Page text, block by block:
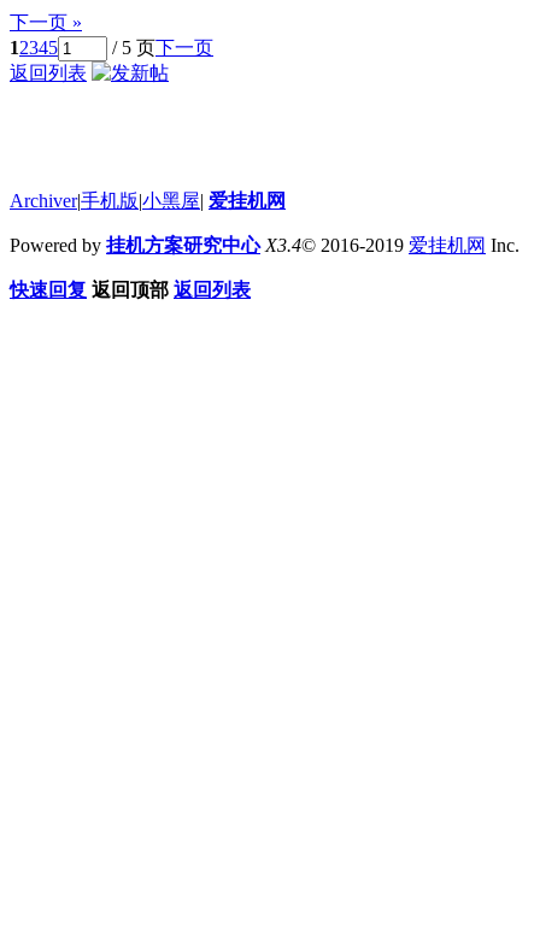
下一页 »
12345 / 5 页下一页
返回列表
Archiver|手机版|小黑屋| 爱挂机网
Powered by 挂机方案研究中心 X3.4© 2016-2019 爱挂机网 Inc.
快速回复 返回顶部 返回列表